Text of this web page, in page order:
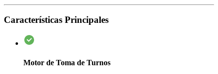
Características Principales
Motor de Toma de Turnos